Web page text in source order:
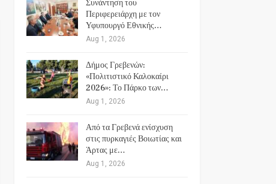
Συνάντηση του
Περιφερειάρχη με τον
Υφυπουργό Εθνικής…
Aug 1, 2026
Δήμος Γρεβενών:
«Πολιτιστικό Καλοκαίρι
2026»: Το Πάρκο των…
Aug 1, 2026
Από τα Γρεβενά ενίσχυση
στις πυρκαγιές Βοιωτίας και
Άρτας με…
Aug 1, 2026